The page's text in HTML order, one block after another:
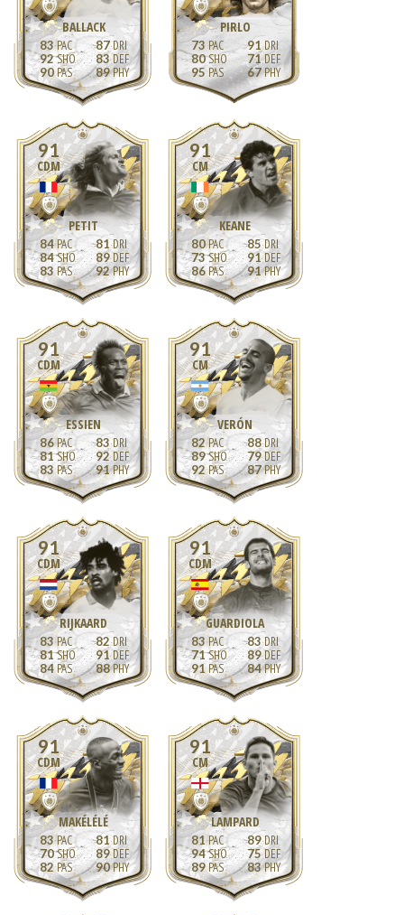
BALLACK
83
92
90
87
83
89
PIRLO
73
80
95
91
71
67
91
CDM
PETIT
84
84
83
81
89
92
91
CM
KEANE
80
73
86
85
91
91
91
CDM
ESSIEN
86
81
83
83
92
91
91
CM
VERÓN
82
89
92
88
79
87
91
CDM
RIJKAARD
83
81
84
82
91
88
91
CDM
GUARDIOLA
83
71
91
83
89
84
91
CDM
MAKÉLÉLÉ
83
70
82
81
89
90
91
CM
LAMPARD
81
94
89
89
75
83